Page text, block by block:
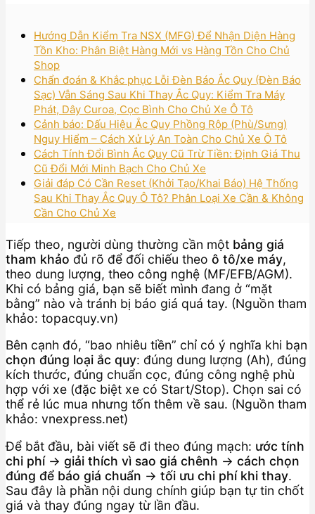
Hướng Dẫn Kiểm Tra NSX (MFG) Để Nhận Diện Hàng
Tồn Kho: Phân Biệt Hàng Mới vs Hàng Tồn Cho Chủ
Shop
Chẩn đoán & Khắc phục Lỗi Đèn Báo Ắc Quy (Đèn Báo
Sạc) Vẫn Sáng Sau Khi Thay Ắc Quy: Kiểm Tra Máy
Phát, Dây Curoa, Cọc Bình Cho Chủ Xe Ô Tô
Cảnh báo: Dấu Hiệu Ắc Quy Phồng Rộp (Phù/Sưng)
Nguy Hiểm – Cách Xử Lý An Toàn Cho Chủ Xe Ô Tô
Cách Tính Đổi Bình Ắc Quy Cũ Trừ Tiền: Định Giá Thu
Cũ Đổi Mới Minh Bạch Cho Chủ Xe
Giải đáp Có Cần Reset (Khởi Tạo/Khai Báo) Hệ Thống
Sau Khi Thay Ắc Quy Ô Tô? Phân Loại Xe Cần & Không
Cần Cho Chủ Xe
Tiếp theo, người dùng thường cần một bảng giá
tham khảo đủ rõ để đối chiếu theo ô tô/xe máy,
theo dung lượng, theo công nghệ (MF/EFB/AGM).
Khi có bảng giá, bạn sẽ biết mình đang ở “mặt
bằng” nào và tránh bị báo giá quá tay. (Nguồn tham
khảo: topacquy.vn)
Bên cạnh đó, “bao nhiêu tiền” chỉ có ý nghĩa khi bạn
chọn đúng loại ắc quy: đúng dung lượng (Ah), đúng
kích thước, đúng chuẩn cọc, đúng công nghệ phù
hợp với xe (đặc biệt xe có Start/Stop). Chọn sai có
thể rẻ lúc mua nhưng tốn thêm về sau. (Nguồn tham
khảo: vnexpress.net)
Để bắt đầu, bài viết sẽ đi theo đúng mạch: ước tính
chi phí→ giải thích vì sao giá chênh → cách chọn
đúng để báo giá chuẩn → tối ưu chi phí khi thay.
Sau đây là phần nội dung chính giúp bạn tự tin chốt
giá và thay đúng ngay từ lần đầu.